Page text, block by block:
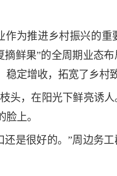
为推进乡村振兴的
鲜果”的全周期业态
定增收，拓宽了乡村
，在阳光下鲜亮诱人
上。
是很好的。”周边务